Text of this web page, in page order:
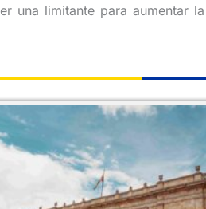
una limitante para aumentar